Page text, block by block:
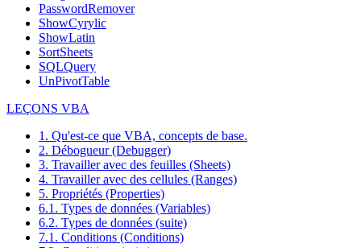
PasswordRemover
ShowCyrylic
ShowLatin
SortSheets
SQLQuery
UnPivotTable
LEÇONS VBA
1. Qu'est-ce que VBA, concepts de base.
2. Débogueur (Debugger)
3. Travailler avec des feuilles (Sheets)
4. Travailler avec des cellules (Ranges)
5. Propriétés (Properties)
6.1. Types de données (Variables)
6.2. Types de données (suite)
7.1. Conditions (Conditions)